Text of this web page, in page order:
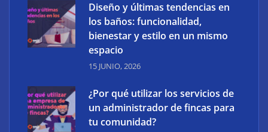
Diseño y últimas tendencias en
los baños: funcionalidad,
bienestar y estilo en un mismo
espacio
15 JUNIO, 2026
¿Por qué utilizar los servicios de
un administrador de fincas para
tu comunidad?